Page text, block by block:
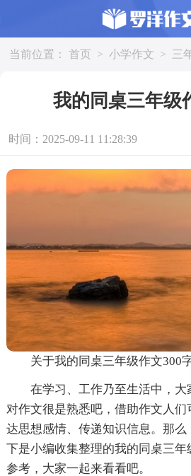
当前位置： 首页 > 小学作文 > 三
我的同桌三年级
时间：2025-09-11 11:28:39
关于我的同桌三年级作文300
在学习、工作乃至生活中，大
对作文很是熟悉吧，借助作文人
达思想感情、传递知识信息。那么
下是小编收集整理的我的同桌三
参考，大家一起来看看吧。